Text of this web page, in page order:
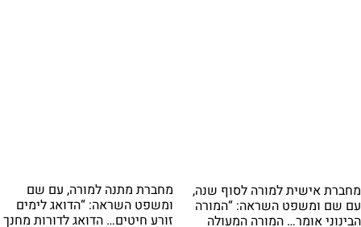
מחברת אישית למורה לסוף שנה,
עם שם ומשפט השראה: “המורה
הבינוני אומר… המורה המעולה
מחברת מתנה למורה, עם שם
ומשפט השראה: “הדואג לימים
זורע חיטים… הדואג לדורות מחנך